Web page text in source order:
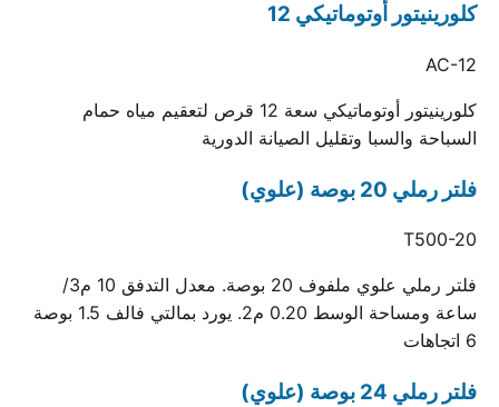
كلورينيتور أوتوماتيكي 12
AC-12
كلورينيتور أوتوماتيكي سعة 12 قرص لتعقيم مياه حمام
السباحة والسبا وتقليل الصيانة الدورية
فلتر رملي 20 بوصة (علوي)
T500-20
فلتر رملي علوي ملفوف 20 بوصة. معدل التدفق 10 م3/
ساعة ومساحة الوسط 0.20 م2. يورد بمالتي فالف 1.5 بوصة
6 اتجاهات
فلتر رملي 24 بوصة (علوي)